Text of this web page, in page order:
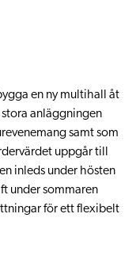
en ny multihall åt
anläggningen
samt som
uppgår till
inleds under hösten
under sommaren
för ett flexibelt